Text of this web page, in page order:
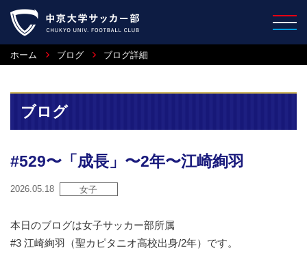
ホーム ブログ ブログ詳細
ブログ
#529〜「成長」〜2年〜江崎絢羽
2026.05.18 女子
本日のブログは女子サッカー部所属
#3 江崎絢羽（聖カピタニオ高校出身/2年）です。